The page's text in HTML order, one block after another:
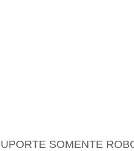
SOMENTE